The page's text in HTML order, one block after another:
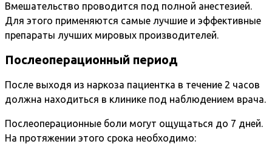
Вмешательство проводится под полной анестезией.
Для этого применяются самые лучшие и эффективные
препараты лучших мировых производителей.
Послеоперационный период
После выходя из наркоза пациентка в течение 2 часов
должна находиться в клинике под наблюдением врача.
Послеоперационные боли могут ощущаться до 7 дней.
На протяжении этого срока необходимо: